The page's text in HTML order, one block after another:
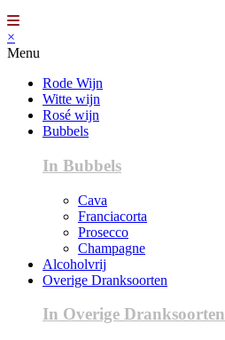
×
Menu
Rode Wijn
Witte wijn
Rosé wijn
Bubbels
In Bubbels
Cava
Franciacorta
Prosecco
Champagne
Alcoholvrij
Overige Dranksoorten
In Overige Dranksoorten